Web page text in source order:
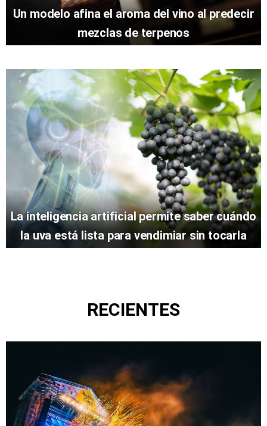
Un modelo afina el aroma del vino al predecir
mezclas de terpenos
La inteligencia artificial permite saber cuándo
la uva está lista para vendimiar sin tocarla
RECIENTES